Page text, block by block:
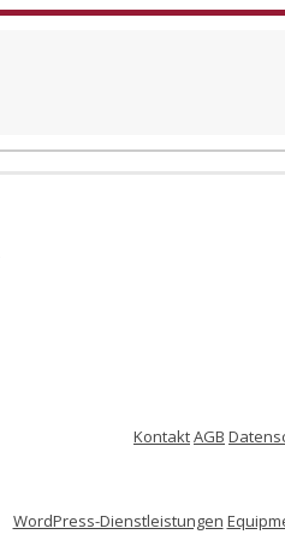
KontaktAGB
WordPress-Dienstleistungen